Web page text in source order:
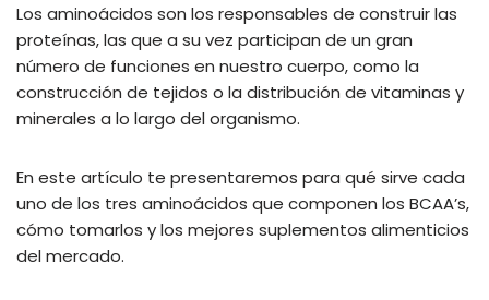
Los aminoácidos son los responsables de construir las
proteínas, las que a su vez participan de un gran
número de funciones en nuestro cuerpo, como la
construcción de tejidos o la distribución de vitaminas y
minerales a lo largo del organismo.
En este artículo te presentaremos para qué sirve cada
uno de los tres aminoácidos que componen los BCAA’s,
cómo tomarlos y los mejores suplementos alimenticios
del mercado.